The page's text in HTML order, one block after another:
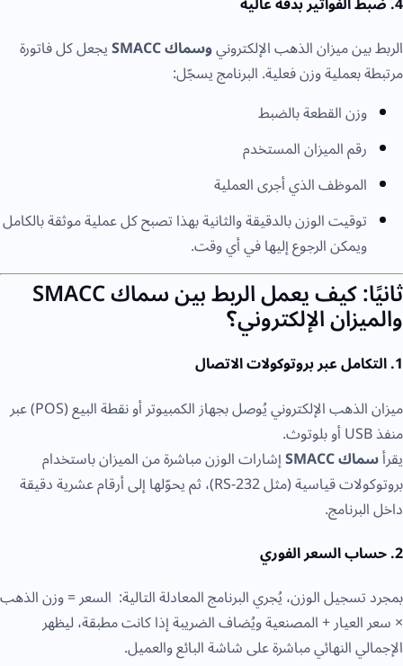
الربط بين ميزان الذهب الإلكترونيوسماك SMACC
يجعل كل فاتورة
مرتبطة بعملية وزن فعلية. البرنامج يسجّل:
وزن القطعة بالضبط
رقم الميزان المستخدم
الموظف الذي أجرى العملية
توقيت الوزن بالدقيقة والثانية بهذا تصبح كل عملية موثقة بالكامل
ويمكن الرجوع إليها في أي وقت.
ثانيًا: كيف يعمل الربط بين سماك SMACC
والميزان الإلكتروني؟
1. التكامل عبر بروتوكولات الاتصال
ميزان الذهب الإلكتروني يُوصل بجهاز الكمبيوتر أو نقطة البيع (POS) عبر
منفذ USB أو بلوتوث.
يقرأسماك SMACC
إشارات الوزن مباشرة من الميزان باستخدام
بروتوكولات قياسية (مثل RS-232)، ثم يحوّلها إلى أرقام عشرية دقيقة
داخل البرنامج.
2. حساب السعر الفوري
بمجرد تسجيل الوزن، يُجري البرنامج المعادلة التالية: السعر = وزن الذهب
× سعر العيار + المصنعية ويُضاف الضريبة إذا كانت مطبقة، ليظهر
الإجمالي النهائي مباشرة على شاشة البائع والعميل.